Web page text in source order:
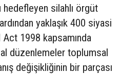
hedefleyen silahlı örgüt
ardından yaklaşık 400 siyasi
1998 kapsamında
düzenlemeler toplumsal
değişikliğinin bir parçası